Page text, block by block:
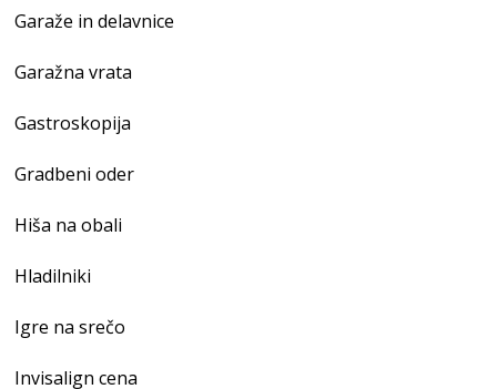
Garaže in delavnice
Garažna vrata
Gastroskopija
Gradbeni oder
Hiša na obali
Hladilniki
Igre na srečo
Invisalign cena